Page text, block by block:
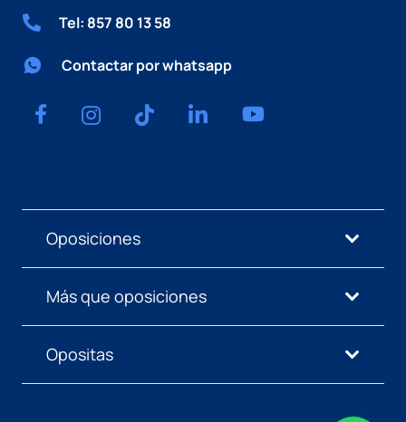
Tel: 857 80 13 58
Contactar por whatsapp
Oposiciones
Más que oposiciones
Opositas